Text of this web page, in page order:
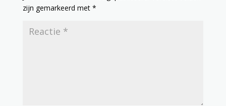
zijn gemarkeerd met *